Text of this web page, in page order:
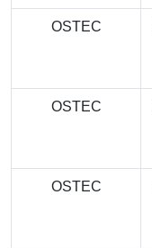
OSTEC
OSTEC
OSTEC